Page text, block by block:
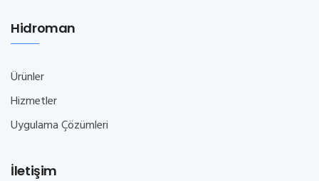
Hidroman
Ürünler
Hizmetler
Uygulama Çözümleri
İletişim